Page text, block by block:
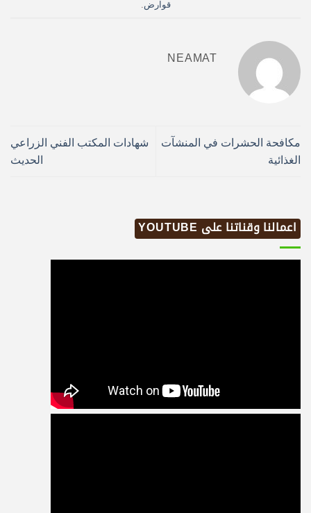
قوارض.
NEAMAT
مكافحة الحشرات في المنشآت
الغذائية
شهادات المكتب الفني الزراعي
الحديث
اعمالنا وقناتنا على YOUTUBE